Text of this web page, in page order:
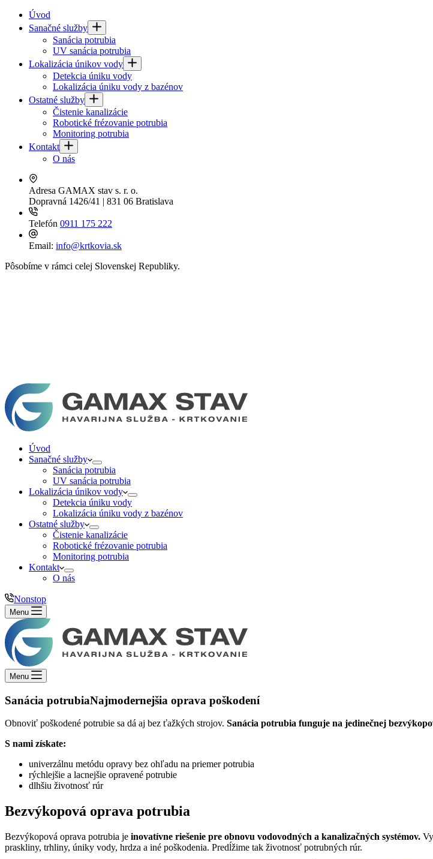
Úvod
Sanačné služby
Sanácia potrubia
UV sanácia potrubia
Lokalizácia únikov vody
Detekcia úniku vody
Lokalizácia úniku vody z bazénov
Ostatné služby
Čistenie kanalizácie
Robotické frézovanie potrubia
Monitoring potrubia
Kontakt
O nás
Adresa GAMAX stav s. r. o.
Dopravná 1426/41 | 831 06 Bratislava
Telefón 0911 175 222
Email: info@krtkovia.sk
Pôsobíme v rámci celej Slovenskej Republiky.
Úvod
Sanačné služby
Sanácia potrubia
UV sanácia potrubia
Lokalizácia únikov vody
Detekcia úniku vody
Lokalizácia úniku vody z bazénov
Ostatné služby
Čistenie kanalizácie
Robotické frézovanie potrubia
Monitoring potrubia
Kontakt
O nás
Nonstop
Menu
Menu
Sanácia potrubiaNajmodernejšia oprava poškodení
Obnoviť poškodené potrubie sa dá aj bez ťažkých strojov. Sanácia potrubia funguje na jedinečnej
S nami získate:
univerzálnu metódu opravy bez ohľadu na priemer potrubia
rýchlejšie a lacnejšie opravené potrubie
dlhšiu životnosť rúr
Bezvýkopová oprava potrubia
Bezvýkopová oprava potrubia je inovatívne riešenie pre obnovu vodovodných a kanalizačných systémov.
praskliny, trhliny, úniky vody, hrdza a iné poškodenia. Predĺžime tak životnosť potrubných rúr.